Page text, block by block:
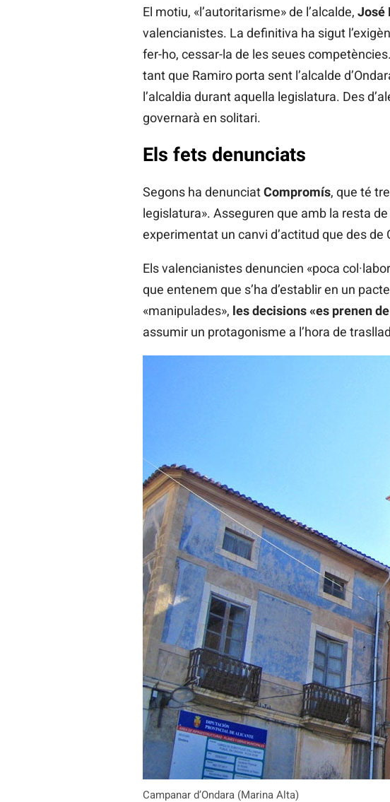
El motiu, «l’autoritarisme» de l’alcalde, José
valencianistes. La definitiva ha sigut
fer-ho, cessar-la de les seues
tant que Ramiro porta sent l’alcalde
l’alcaldia durant aquella legislatura. Des
governarà en solitari.
Els fets denunciats
Segons ha denunciatCompromís, que té
legislatura». Asseguren que amb la resta
experimentat un canvi d’actitud que des
Els valencianistes denuncien «poca
que entenem que s’ha d’establir en un
«manipulades», les decisions «es prenen
assumir un protagonisme a l’hora de
Campanar d’Ondara (Marina Alta)